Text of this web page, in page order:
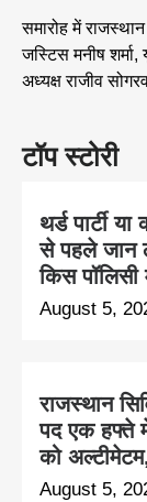
टॉप स्टोरी
थर्ड पार्टी
से पहले जान
किस पॉलिसी
August 5,
राजस्थान
पद एक हफ्ते
को
August 5,
समारोह में
जस्टिस मनीष शर्मा,
अध्यक्ष राजीव